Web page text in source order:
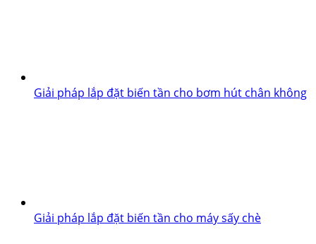
Giải pháp lắp đặt biến tần cho bơm hút chân không
Giải pháp lắp đặt biến tần cho máy sấy chè